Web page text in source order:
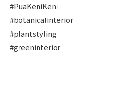
#PuaKeniKeni
#botanicalinterior
#plantstyling
#greeninterior